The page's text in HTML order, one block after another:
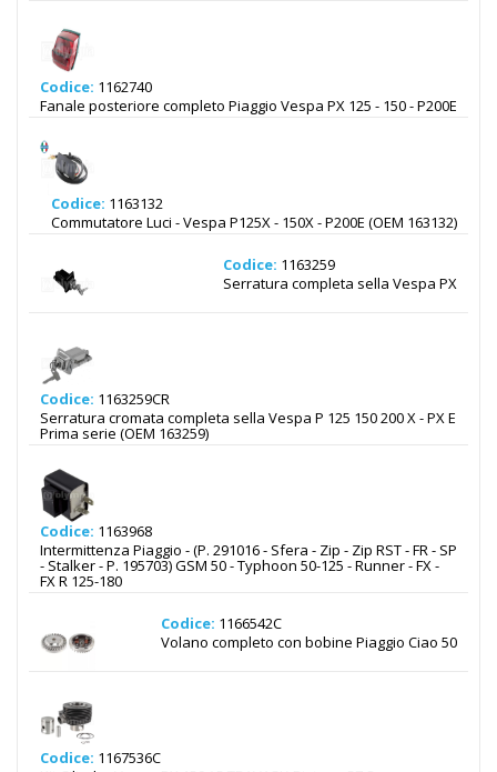
Codice: 1162740
Fanale posteriore completo Piaggio Vespa PX 125 - 150 - P200E
Codice: 1163132
Commutatore Luci - Vespa P125X - 150X - P200E (OEM 163132)
Codice: 1163259
Serratura completa sella Vespa PX
Codice: 1163259CR
Serratura cromata completa sella Vespa P 125 150 200 X - PX E
Prima serie (OEM 163259)
Codice: 1163968
Intermittenza Piaggio - (P. 291016 - Sfera - Zip - Zip RST - FR - SP
- Stalker - P. 195703) GSM 50 - Typhoon 50-125 - Runner - FX -
FX R 125-180
Codice: 1166542C
Volano completo con bobine Piaggio Ciao 50
Codice: 1167536C